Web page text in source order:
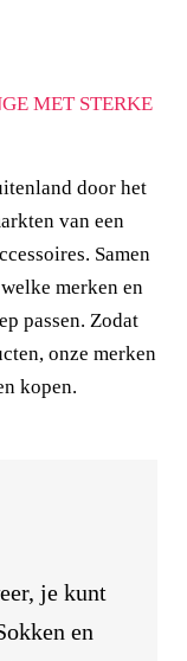
MET STERKE
door het
van een
Samen
merken en
passen. Zodat
onze merken
kopen.
je kunt
en